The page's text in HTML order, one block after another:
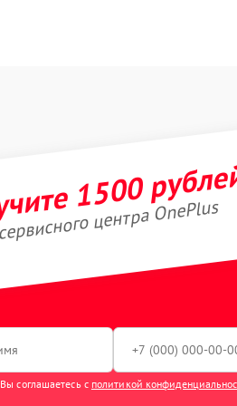
1500
центра OnePlus
соглашаетесь с политикой